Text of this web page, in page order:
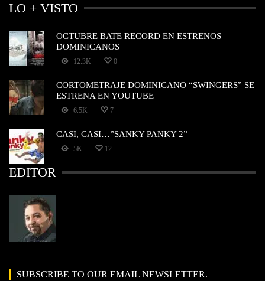
LO + VISTO
OCTUBRE BATE RECORD EN ESTRENOS
DOMINICANOS
12.3K 0
CORTOMETRAJE DOMINICANO “SWINGERS” SE
ESTRENA EN YOUTUBE
6.5K 7
CASI, CASI…”SANKY PANKY 2”
5K 12
EDITOR
SUBSCRIBE TO OUR EMAIL NEWSLETTER.